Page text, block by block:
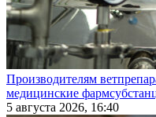
Производителям
медицинские
5 августа 2026, 16:40